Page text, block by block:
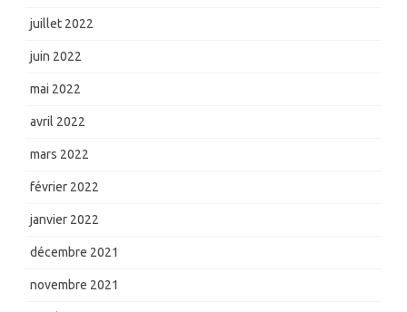
juillet 2022
juin 2022
mai 2022
avril 2022
mars 2022
février 2022
janvier 2022
décembre 2021
novembre 2021